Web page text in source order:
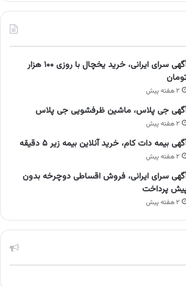
آگهی سرای ایرانی، خرید یخچال با روزی ۱۰۰ هزار
۲ هفته پیش
جی پلاس، ماشین ظرفشویی جی پلاس
۲ هفته پیش
بیمه دات کام، خرید آنلاین بیمه زیر ۵ دقیقه
۲ هفته پیش
سرای ایرانی، فروش اقساطی دوچرخه بدون
پرداخت
۲ هفته پیش